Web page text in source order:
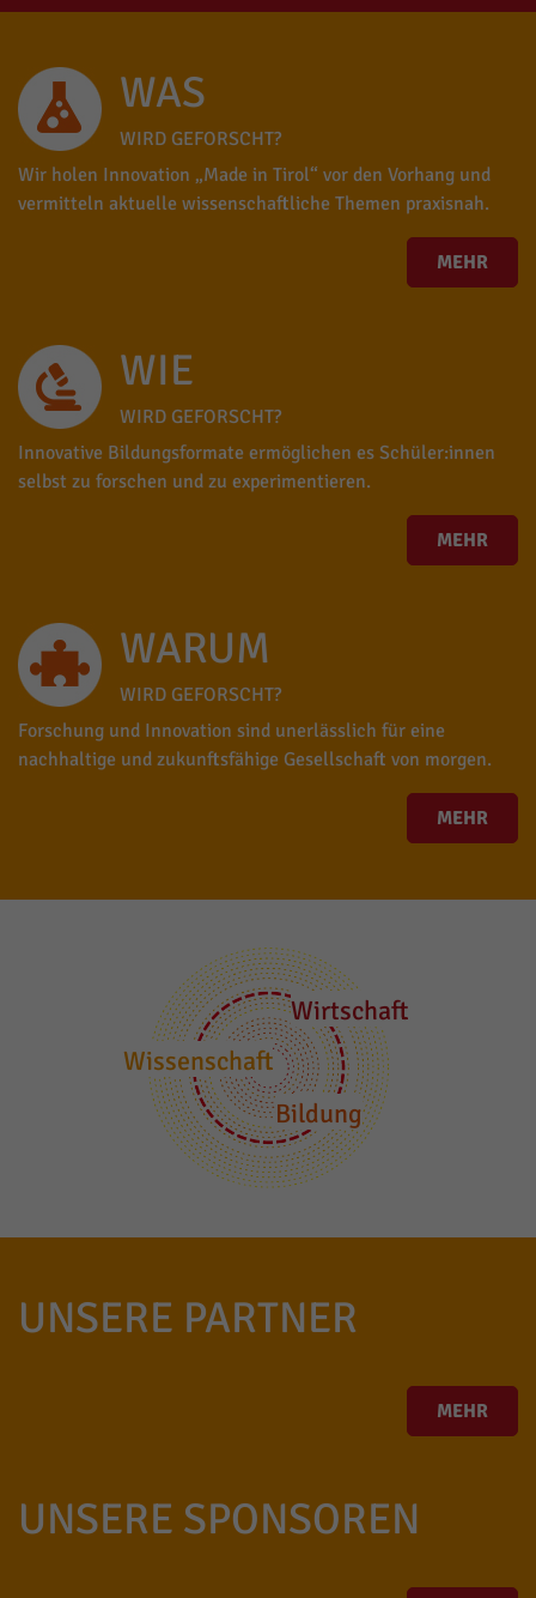
WAS
WIRD GEFORSCHT?
Wir holen Innovation „Made in Tirol“ vor den Vorhang und
vermitteln aktuelle wissenschaftliche Themen praxisnah.
MEHR
WIE
WIRD GEFORSCHT?
Innovative Bildungsformate ermöglichen es Schüler:innen
selbst zu forschen und zu experimentieren.
MEHR
WARUM
WIRD GEFORSCHT?
Forschung und Innovation sind unerlässlich für eine
nachhaltige und zukunftsfähige Gesellschaft von morgen.
MEHR
Wirtschaft
Wissenschaft
Bildung
UNSERE PARTNER
MEHR
UNSERE SPONSOREN